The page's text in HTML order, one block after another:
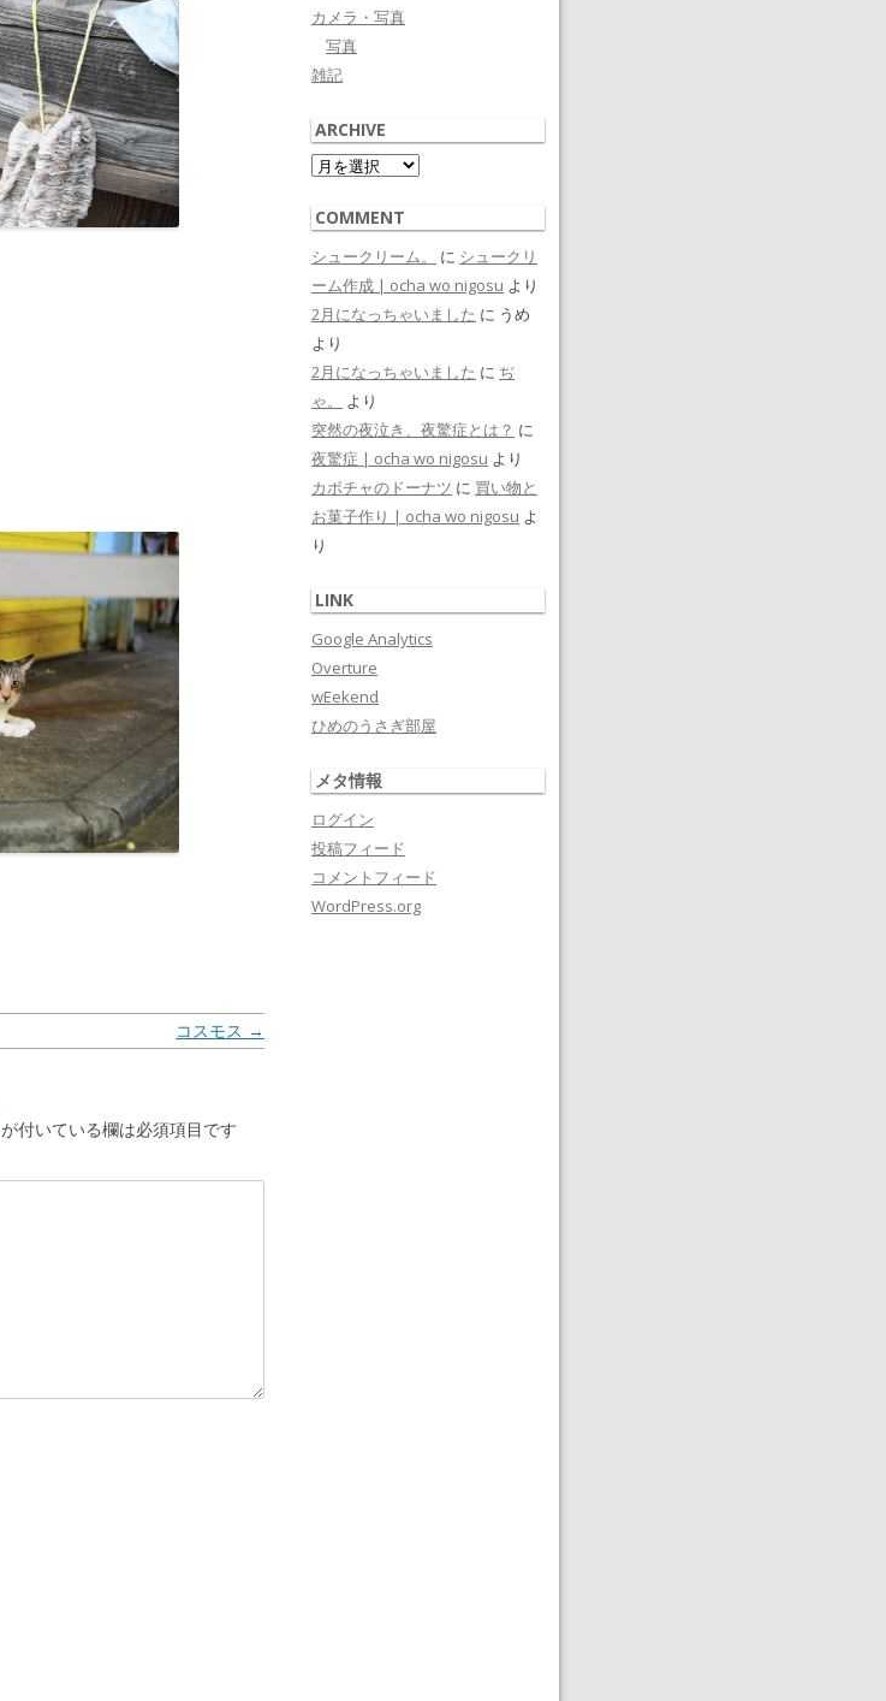
コスモス →
が付いている欄は必須項目です
カメラ・写真
写真
雑記
ARCHIVE
Archive
COMMENT
シュークリーム。 に シュークリ
ーム作成 | ocha wo nigosu より
2月になっちゃいました に うめ
より
2月になっちゃいました に ぢ
ゃ。
より
突然の夜泣き、夜驚症とは？ に
夜驚症 | ocha wo nigosu より
カボチャのドーナツ に 買い物と
お菓子作り | ocha wo nigosu よ
り
LINK
Google Analytics
Overture
wEekend
ひめのうさぎ部屋
メタ情報
ログイン
投稿フィード
コメントフィード
WordPress.org